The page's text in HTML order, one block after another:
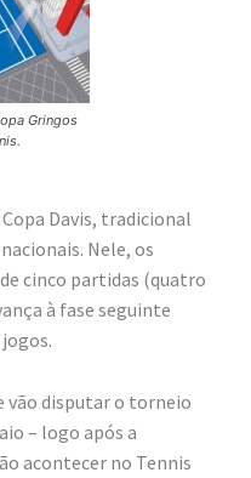
Gringos
Davis, tradicional
Nele, os
cinco partidas (quatro
à fase seguinte
vão disputar o torneio
– logo após a
acontecer no Tennis